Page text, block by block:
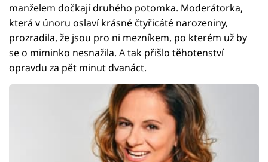
manželem dočkají druhého potomka. Moderátorka,
která v únoru oslaví krásné čtyřicáté narozeniny,
prozradila, že jsou pro ni mezníkem, po kterém už by
se o miminko nesnažila. A tak přišlo těhotenství
opravdu za pět minut dvanáct.